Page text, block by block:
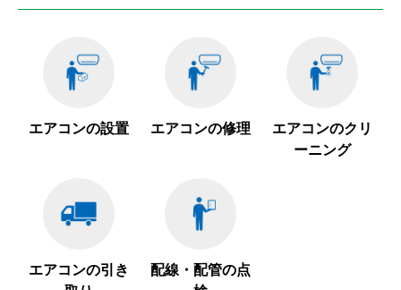
エアコンの設置 エアコンの修理
エアコンのクリ
ーニング
エアコンの引き
配線・配管の点